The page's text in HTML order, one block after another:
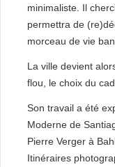
minimaliste. Il
permettra de
morceau de vie
La ville devient
flou, le choix du
Son travail a été
Moderne de
Pierre Verger à
Itinéraires